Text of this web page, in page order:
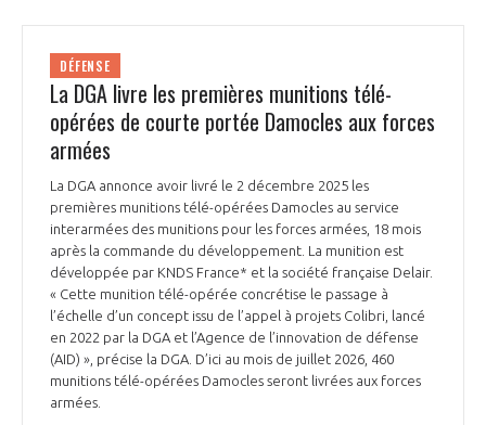
PRÉSENTATION
NOTRE VISION
NOS MISSIONS
NOTRE HISTOIRE
ORGANISATION
L’ÉQUIPE DU GIFAS
NOS RÉSEAUX À L'INTERNATIONAL
FONCTIONNEMENT
GEADS
COMITÉ AERO PME
STARTAIR
ACCOMPAGNEMENT DE NOS ADHÉRENTS
LES PROGRAMMES DU GIFAS
UN ÉCOSYSTÈME INTÉGRÉ ET COHÉRENT
LA MÉDIATION
LA MÉDIATION DANS LA FILIÈRE AÉRONAUTIQUE ET SPATIALE
LE SALON DU BOURGET
1 2 3
4
14 17
20 21
DÉFENSE
La DGA livre les premières munitions télé-
opérées de courte portée Damocles aux forces
armées
La DGA annonce avoir livré le 2 décembre 2025 les
premières munitions télé-opérées Damocles au service
interarmées des munitions pour les forces armées, 18 mois
après la commande du développement. La munition est
développée par KNDS France* et la société française Delair.
« Cette munition télé-opérée concrétise le passage à
l’échelle d’un concept issu de l’appel à projets Colibri, lancé
en 2022 par la DGA et l’Agence de l’innovation de défense
(AID) », précise la DGA. D’ici au mois de juillet 2026, 460
munitions télé-opérées Damocles seront livrées aux forces
armées.
Découvrez les avantages d'adhérer au GIFAS.
Rencontres, salons, données sectorielles,